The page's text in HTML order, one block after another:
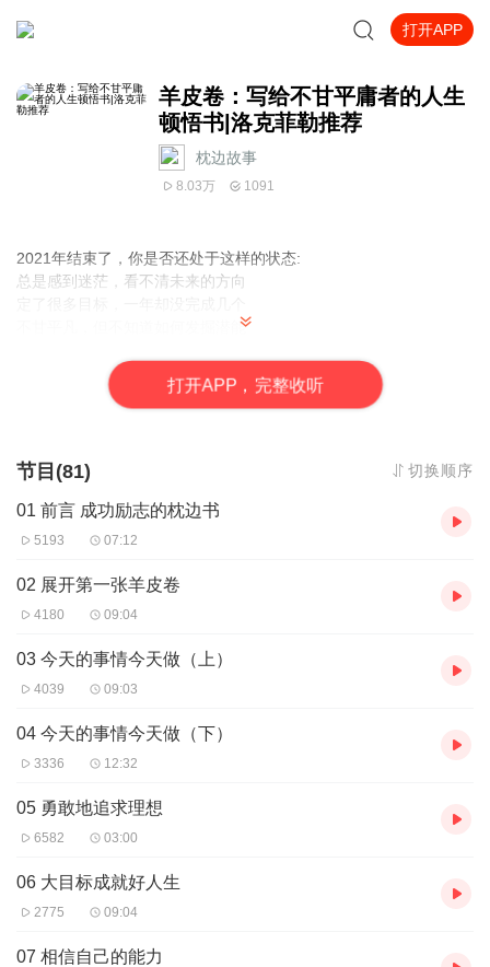
打开APP
羊皮卷：写给不甘平庸者的人生
顿悟书|洛克菲勒推荐
枕边故事
8.03万 1091
2021年结束了，你是否还处于这样的状态:
总是感到迷茫，看不清未来的方向
不甘平凡，但不知道如何发掘潜能
心灵鸡汤看了不少，为何还是在原地踏步？
成功人士与普通人的区别，往往在于心态、思维和习惯的不同。而
改变，只需要一个新的契机——《羊皮卷》
《羊皮卷》被誉为世界上最伟大的励志著作，收录了各行各业顶尖
人物的励志故事，他们循循善诱地告知世人幸福和财富的真正秘
了近一个世纪的美国人。
著进行了升华和扩张，使之更适合国人阅读。每一卷里都写着一个
原则，可以摒除一项坏习惯，换取一个好习惯。只需跟随书中的原
则逐步实践，你会在不知不觉中实现人生的蜕变。
打开APP，完整收听
节目(81) 切换顺序
01 前言 成功励志的枕边书
5193 07:12
02 展开第一张羊皮卷
4180 09:04
03 今天的事情今天做（上）
4039 09:03
04 今天的事情今天做（下）
3336 12:32
05 勇敢地追求理想
6582 03:00
06 大目标成就好人生
2775 09:04
07 相信自己的能力